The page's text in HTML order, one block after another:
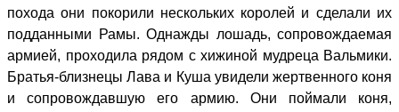
похода они покорили нескольких королей и сделали их
подданными Рамы. Однажды лошадь, сопровождаемая
армией, проходила рядом с хижиной мудреца Вальмики.
Братья-близнецы Лава и Куша увидели жертвенного коня
и сопровождавшую его армию. Они поймали коня,